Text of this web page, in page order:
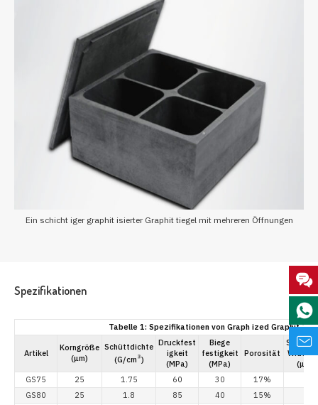
Ein schicht iger graphit isierter Graphit tiegel mit mehreren Öffnungen
Spezifikationen
Tabelle 1: Spezifikationen von Graph ized Graphit
Artikel
Korngröße
(μm)
Schüttdichte
(G/cm 3)
Druckfest
igkeit
(MPa)
Biege
festigkeit
(MPa)
Porosität
GS75
25 1.75 60 30 17%
GS80
25 1.8 85 40 15%